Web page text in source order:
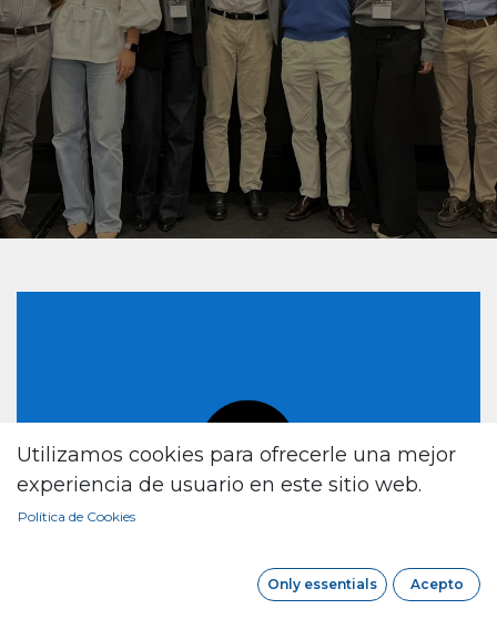
Utilizamos cookies para ofrecerle una mejor
experiencia de usuario en este sitio web.
Política de Cookies
Only essentials Acepto